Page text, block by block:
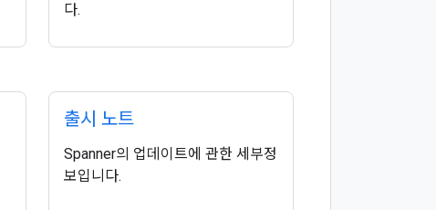
다.
출시 노트
Spanner의 업데이트에 관한 세부정
보입니다.